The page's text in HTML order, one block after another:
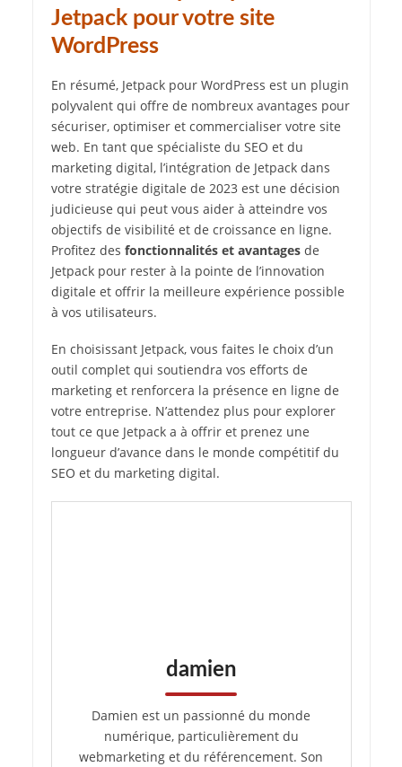
Jetpack pour votre site
WordPress
En résumé, Jetpack pour WordPress est un plugin
polyvalent qui offre de nombreux avantages pour
sécuriser, optimiser et commercialiser votre site
web. En tant que spécialiste du SEO et du
marketing digital, l’intégration de Jetpack dans
votre stratégie digitale de 2023 est une décision
judicieuse qui peut vous aider à atteindre vos
objectifs de visibilité et de croissance en ligne.
Profitez des fonctionnalités et avantagesde
Jetpack pour rester à la pointe de l’innovation
digitale et offrir la meilleure expérience possible
à vos utilisateurs.
En choisissant Jetpack, vous faites le choix d’un
outil complet qui soutiendra vos efforts de
marketing et renforcera la présence en ligne de
votre entreprise. N’attendez plus pour explorer
tout ce que Jetpack a à offrir et prenez une
longueur d’avance dans le monde compétitif du
SEO et du marketing digital.
damien
Damien est un passionné du monde
numérique, particulièrement du
webmarketing et du référencement. Son